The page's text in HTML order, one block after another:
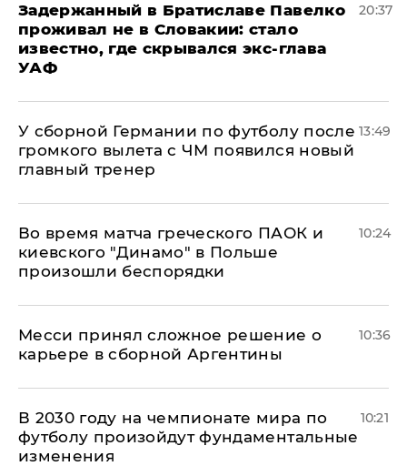
Задержанный в Братиславе Павелко
проживал не в Словакии: стало
известно, где скрывался экс-глава
УАФ
20:37
У сборной Германии по футболу после
громкого вылета с ЧМ появился новый
главный тренер
13:49
Во время матча греческого ПАОК и
киевского "Динамо" в Польше
произошли беспорядки
10:24
Месси принял сложное решение о
карьере в сборной Аргентины
10:36
В 2030 году на чемпионате мира по
футболу произойдут фундаментальные
изменения
10:21